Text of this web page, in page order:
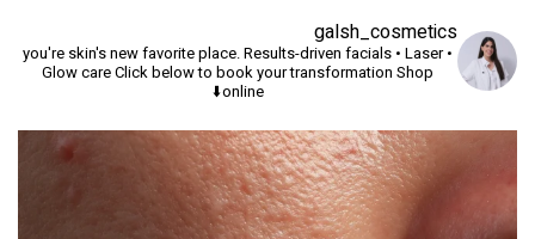
galsh_cosmetics
you're skin's new favorite place.Results-driven facials • Laser •
Glow careClick below to book your transformation Shop
online⬇️